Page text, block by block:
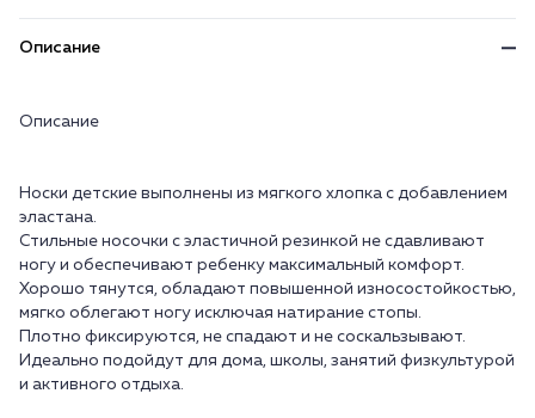
Описание
Описание
Носки детские выполнены из мягкого хлопка с добавлением
эластана.
Стильные носочки с эластичной резинкой не сдавливают
ногу и обеспечивают ребенку максимальный комфорт.
Хорошо тянутся, обладают повышенной износостойкостью,
мягко облегают ногу исключая натирание стопы.
Плотно фиксируются, не спадают и не соскальзывают.
Идеально подойдут для дома, школы, занятий физкультурой